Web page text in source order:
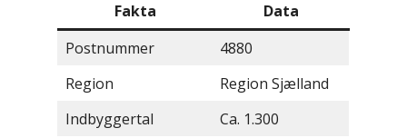
Fakta
Data
Postnummer
4880
Region
Region Sjælland
Indbyggertal
Ca. 1.300